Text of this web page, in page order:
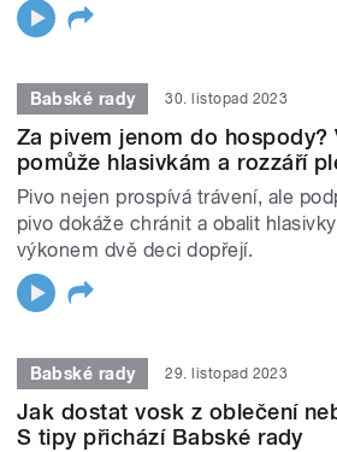
Babské rady 30. listopad 2023
Za pivem jenom do
pomůže hlasivkám a rozzáří
Pivo nejen prospívá trávení, ale
pivo dokáže chránit a obalit
výkonem dvě deci dopřejí.
Babské rady 29. listopad 2023
Jak dostat vosk z oblečení
S tipy přichází Babské rady